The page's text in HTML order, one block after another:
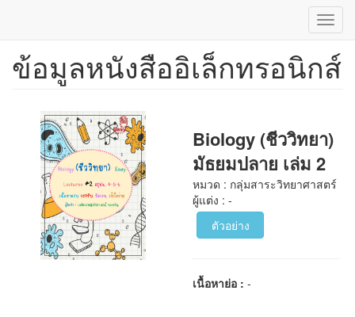
ข้าม
ข้อมูลหนังสืออิเล็กทรอนิกส์
Biology (ชีววิทยา)
มัธยมปลาย เล่ม 2
หมวด : กลุ่มสาระวิทยาศาสตร์
ผู้แต่ง : -
ตัวอย่าง
เนื้อหาย่อ :-